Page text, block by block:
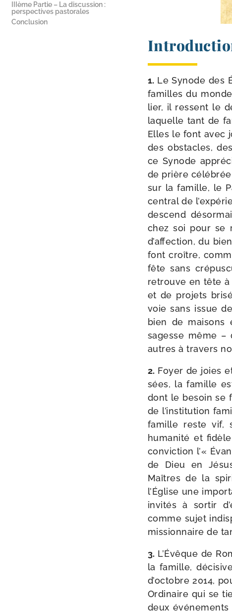
IIIème Partie – La discussion :
perspectives pastorales
Conclusion
1. Le Synode des
familles du
lier, il res­sent le
laquelle tant de
Elles le font avec
des obs­tacles,
ce Synode
de prière
sur la famille, le
cen­tral de
des­cend
chez soi pour se
d’affection, du
font croître,
fête sans
retrouve en tête
et de pro­jets
voie sans issue
bien de
sagesse même
autres à tra­vers
2. Foyer de joies
sées, la famille
dont le besoin se
de l’institution
famille reste vif,
huma­ni­té et
convic­tion l’«
de Dieu en
Maîtres de la
l’Église une
invi­tés à sor­tir
comme sujet
mis­sion­naire de
3. L’Évêque de
la famille,
d’octobre 2014,
Ordinaire qui se
deux